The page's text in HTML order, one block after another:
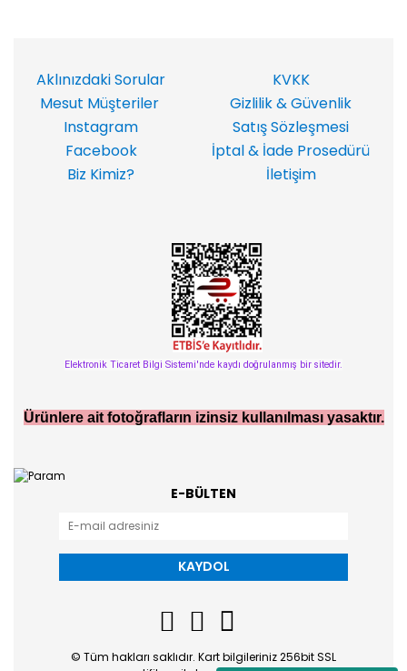
Aklınızdaki Sorular
KVKK
Mesut Müşteriler
Gizlilik & Güvenlik
Instagram
Satış Sözleşmesi
Facebook
İptal & İade Prosedürü
Biz Kimiz?
İletişim
Elektronik Ticaret Bilgi Sistemi'nde kaydı doğrulanmış bir sitedir.
Ürünlere ait fotoğrafların izinsiz kullanılması yasaktır.
E-BÜLTEN
KAYDOL
© Tüm hakları saklıdır. Kart bilgileriniz 256bit SSL